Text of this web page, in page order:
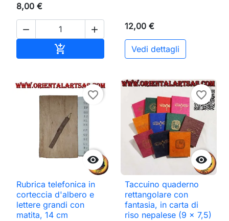
8,00 €
 
 Aggiungi al carrello
12,00 €
Vedi dettagli

favorite_border
Rubrica telefonica in
corteccia d'albero e
lettere grandi con
matita, 14 cm

favorite_border
Taccuino quaderno
rettangolare con
fantasia, in carta di
riso nepalese (9 x 7,5)